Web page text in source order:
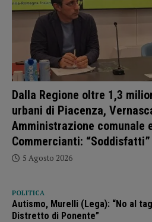
Dalla Regione oltre 1,3
urbani di Piacenza,
Amministrazione comunale
Commercianti: “Soddisfatti”
5 Agosto 2026
POLITICA
Autismo, Murelli (Lega): “No al
Distretto di Ponente”